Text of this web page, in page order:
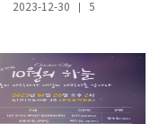
2023-12-30 5